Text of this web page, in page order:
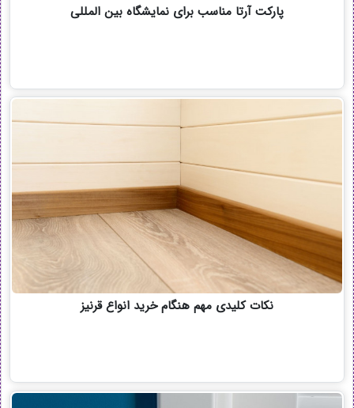
پارکت آرتا مناسب برای نمایشگاه بین المللی
نکات کلیدی مهم هنگام خرید انواع قرنیز